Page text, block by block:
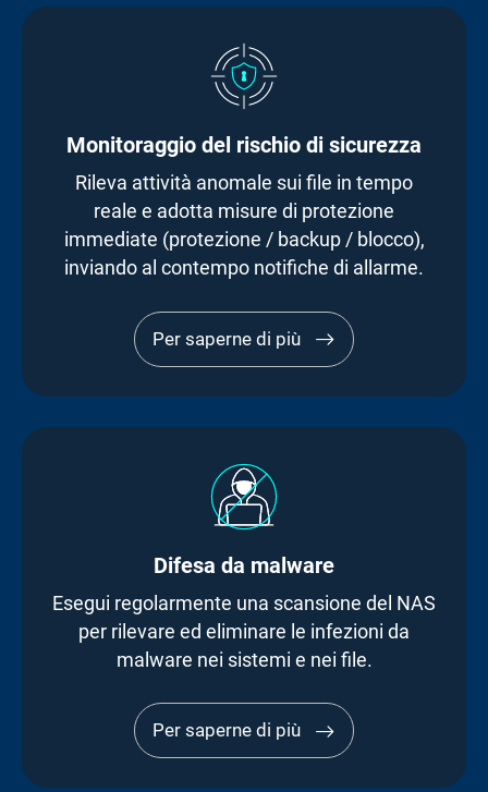
Monitoraggio del rischio di sicurezza
Rileva attività anomale sui file in tempo
reale e adotta misure di protezione
immediate (protezione / backup / blocco),
inviando al contempo notifiche di allarme.
Per saperne di più
Difesa da malware
Esegui regolarmente una scansione del NAS
per rilevare ed eliminare le infezioni da
malware nei sistemi e nei file.
Per saperne di più